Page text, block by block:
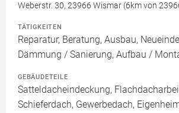
Weberstr. 30, 23966 Wismar (6km von
TÄTIGKEITEN
Reparatur, Beratung, Ausbau,
Dämmung / Sanierung, Aufbau /
GEBÄUDETEILE
Satteldacheindeckung,
Schieferdach, Gewerbedach,